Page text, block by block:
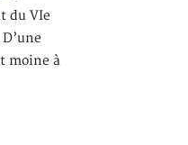
du VIe
moine à